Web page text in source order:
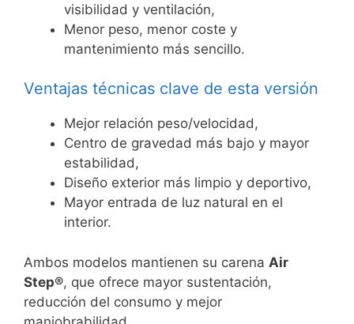
visibilidad y ventilación,
Menor peso, menor coste y
mantenimiento más sencillo.
Ventajas técnicas clave de esta versión
Mejor relación peso/velocidad,
Centro de gravedad más bajo y mayor
estabilidad,
Diseño exterior más limpio y deportivo,
Mayor entrada de luz natural en el
interior.
Ambos modelos mantienen su carena Air
Step®, que ofrece mayor sustentación,
reducción del consumo y mejor